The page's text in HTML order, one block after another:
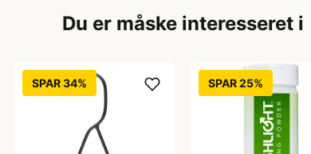
Du er måske interesseret i
SPAR 34% SPAR 25%